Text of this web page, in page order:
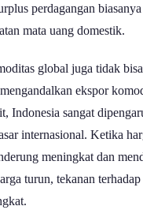
perdagangan
mata uang domestik.
global juga tidak
ekspor
Indonesia sangat
internasional. Ketika
meningkat dan
turun, tekanan